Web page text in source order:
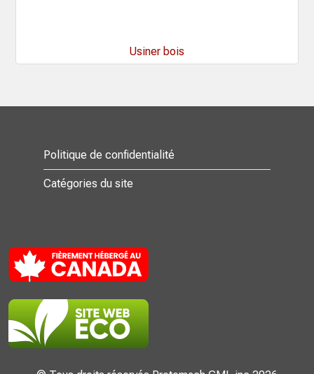
Usiner bois
Politique de confidentialité
Catégories du site